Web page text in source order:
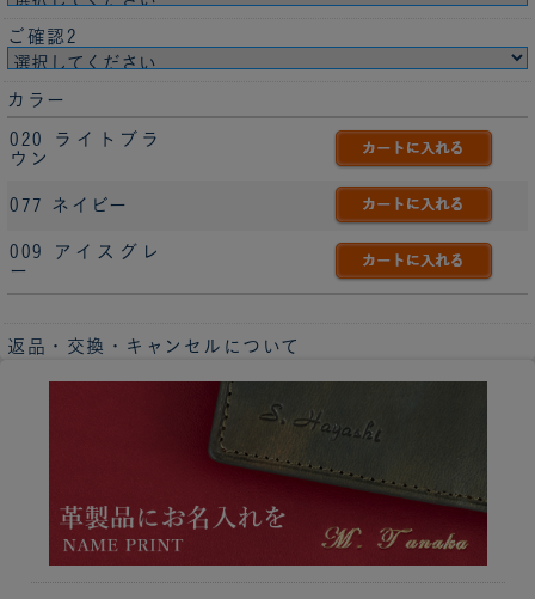
ご確認2
カラー
020 ライトブラ
ウン
077 ネイビー
009 アイスグレ
ー
返品・交換・キャンセルについて